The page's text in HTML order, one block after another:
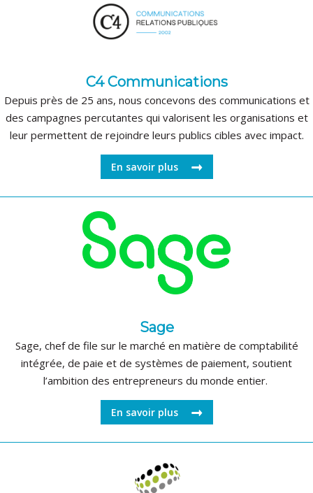
C4 Communications
Depuis près de 25 ans, nous concevons des communications et
des campagnes percutantes qui valorisent les organisations et
leur permettent de rejoindre leurs publics cibles avec impact.
En savoir plus
Sage
Sage, chef de file sur le marché en matière de comptabilité
intégrée, de paie et de systèmes de paiement, soutient
l’ambition des entrepreneurs du monde entier.
En savoir plus